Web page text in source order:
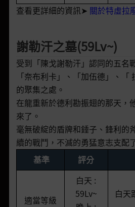
查看更詳細的資訊➤ 關於特虛拉
謝勒汗之墓(59Lv~)
受到「陳戈謝勒汗」認同的五名
「奈布利卡」、「加伍德」、「
的聚集之處。
在龍重新於德利勘振翅的那天，
來了。
毫無破綻的盾牌和錘子、鋒利的
續的戰鬥，不滅的勇猛意志支配
基準
評分
適當等級
白天 :
59Lv~
白天